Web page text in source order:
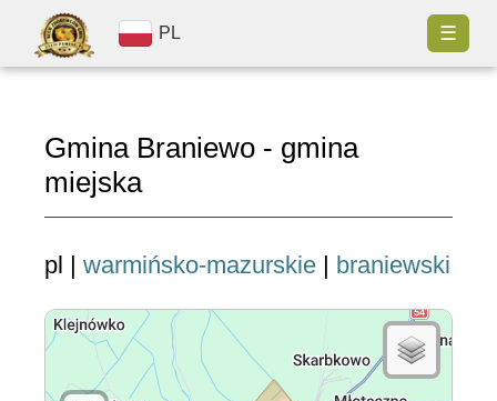
PL ☰
Gmina Braniewo - gmina
miejska
pl | warmińsko-mazurskie | braniewski